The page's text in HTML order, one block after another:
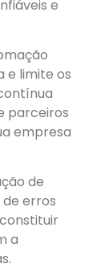
e
e limite os
parceiros
empresa
de
erros
a